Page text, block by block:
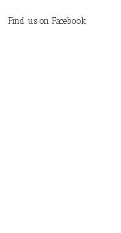
Find us on Facebook